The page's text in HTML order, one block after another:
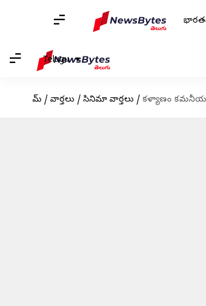
Telugu
హోమ్ / వార్తలు / సినిమా వార్తలు / కళ్యాణం